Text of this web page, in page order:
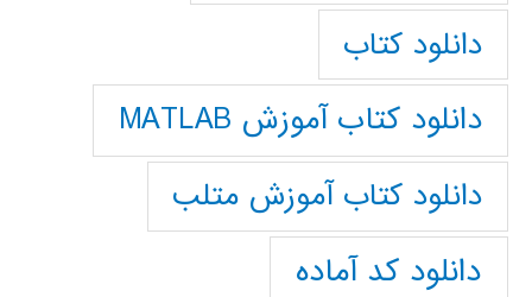
دانلود کتاب
دانلود کتاب آموزش MATLAB
دانلود کتاب آموزش متلب
دانلود کد آماده